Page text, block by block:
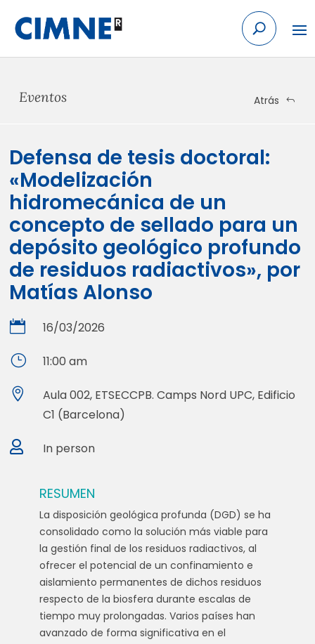
Eventos Atrás
Defensa de tesis doctoral:
«Modelización
hidromecánica de un
concepto de sellado para un
depósito geológico profundo
de residuos radiactivos», por
Matías Alonso
 16/03/2026
} 11:00 am

Aula 002, ETSECCPB. Camps Nord UPC, Edificio
C1 (Barcelona)
 In person
RESUMEN
La disposición geológica profunda (DGD) se ha
consolidado como la solución más viable para
la gestión final de los residuos radiactivos, al
ofrecer el potencial de un confinamiento e
aislamiento permanentes de dichos residuos
respecto de la biosfera durante escalas de
tiempo muy prolongadas. Varios países han
avanzado de forma significativa en el